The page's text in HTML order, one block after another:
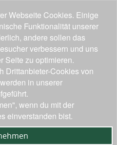
Webseite Cookies. Einige
Funktionalität unserer
andere sollen das
verbessern und uns
Seite zu optimieren.
Drittanbieter-Cookies von
in unserer
wenn du mit der
einverstanden bist.